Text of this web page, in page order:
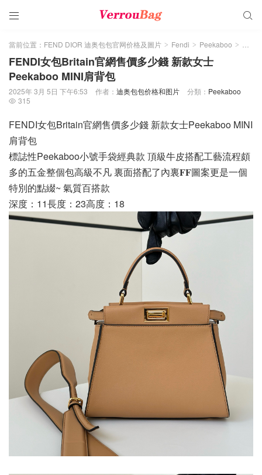
 
當前位置： FEND DIOR 迪奥包包官网价格及圖片 > Fendi > Peekaboo >
FENDI女包Britain官網售價多少錢 新款女士
Peekaboo MINI肩背包
2025年 3月 5日 下午6:53 作者： 迪奥包包价格和图片 分類： Peekaboo
 315
FENDI女包Britain官網售價多少錢 新款女士Peekaboo MINI
肩背包
標誌性Peekaboo小號手袋經典款 頂級牛皮搭配工藝流程頗
多的五金整個包高級不凡 裏面搭配了內裏𝐅𝐅圖案更是一個
特別的點綴~ 氣質百搭款
深度：11長度：23高度：18